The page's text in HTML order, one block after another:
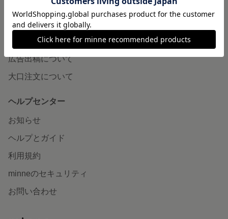
minneの本
企業の方へ
広告出稿について
大口注文について
ヘルプセンター
お知らせ
ヘルプとガイド
利用規約
minneのセキュリティ
お問い合わせ